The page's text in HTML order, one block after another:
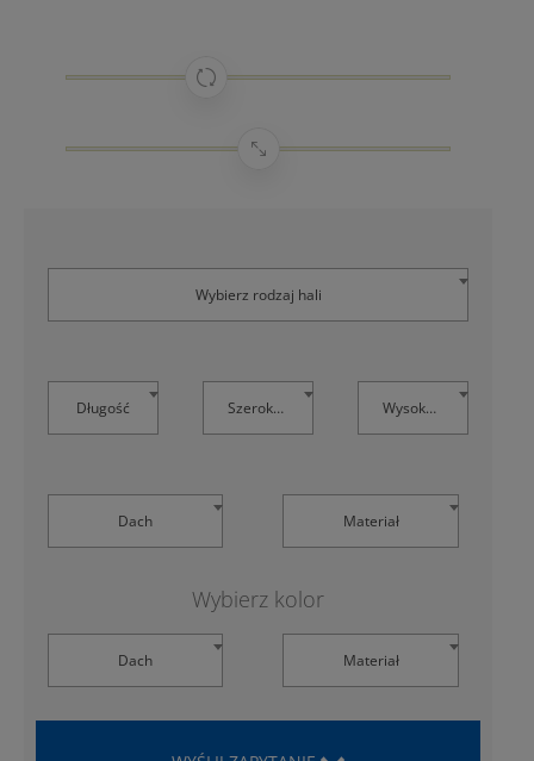
Wybierz rodzaj hali
Długość Szerokość Wysokość
Dach Materiał
Wybierz kolor
Dach Materiał